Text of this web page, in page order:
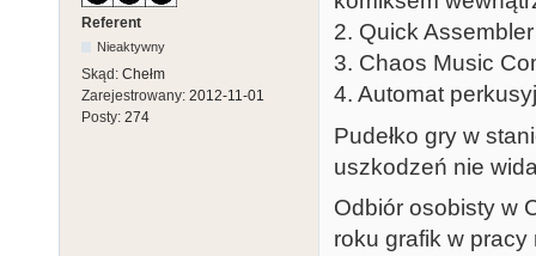
Referent
Nieaktywny
Skąd: Chełm
Zarejestrowany: 2012-11-01
Posty: 274
2. Quick
3. Chaos Music
4. Automat
Pudełko gry w
uszkodzeń nie
Odbiór osobisty w
roku grafik w